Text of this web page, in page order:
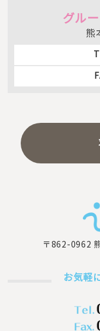
グル
熊
〒862-0962
お気軽